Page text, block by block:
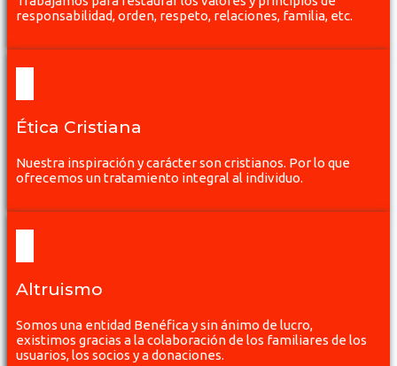
responsabilidad, orden, respeto, relaciones, familia, etc.
Ética Cristiana
Nuestra inspiración y carácter son cristianos. Por lo que
ofrecemos un tratamiento integral al individuo.
Altruismo
Somos una entidad Benéfica y sin ánimo de lucro,
existimos gracias a la colaboración de los familiares de los
usuarios, los socios y a donaciones.